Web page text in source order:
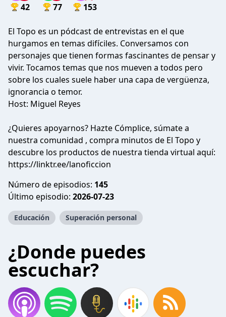
42 77 153
El Topo es un pódcast de entrevistas en el que
hurgamos en temas difíciles. Conversamos con
personajes que tienen formas fascinantes de pensar y
vivir. Tocamos temas que nos mueven a todos pero
sobre los cuales suele haber una capa de vergüenza,
ignorancia o temor.
Host: Miguel Reyes
¿Quieres apoyarnos? Hazte Cómplice, súmate a
nuestra comunidad , compra minutos de El Topo y
descubre los productos de nuestra tienda virtual aquí:
https://linktr.ee/lanoficcion
Número de episodios: 145
Último episodio: 2026-07-23
Educación Superación personal
¿Donde puedes
escuchar?